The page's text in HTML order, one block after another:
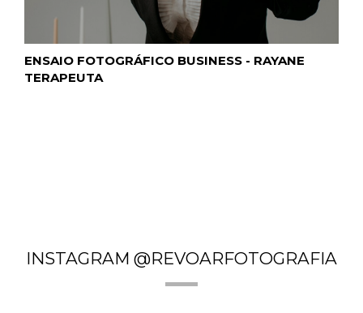
ENSAIO FOTOGRÁFICO BUSINESS - RAYANE
TERAPEUTA
INSTAGRAM @REVOARFOTOGRAFIA